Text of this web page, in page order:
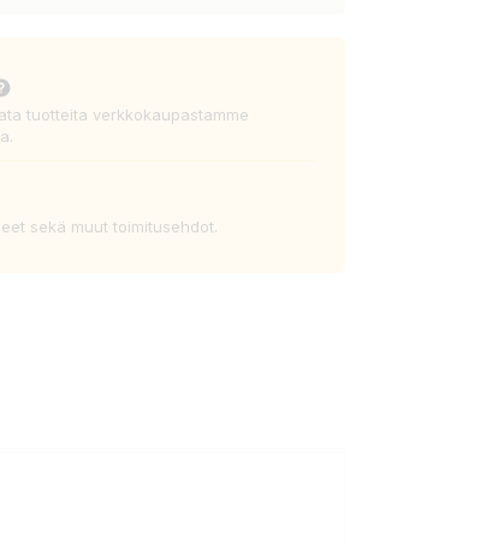
tuotteita verkkokaupastamme
sekä muut toimitusehdot.